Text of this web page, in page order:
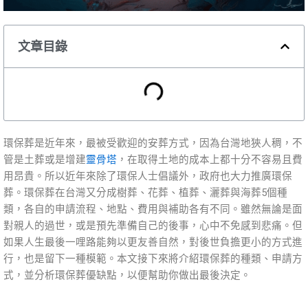
文章目錄
環保葬是近年來，最被受歡迎的安葬方式，因為台灣地狹人稠，不
管是土葬或是增建靈骨塔 ，在取得土地的成本上都十分不容易且費
用昂貴。所以近年來除了環保人士倡議外，政府也大力推廣環保
葬。環保葬在台灣又分成樹葬、花葬、植葬、灑葬與海葬5個種
類，各自的申請流程、地點、費用與補助各有不同。雖然無論是面
對親人的過世，或是預先準備自己的後事，心中不免感到悲痛。但
如果人生最後一哩路能夠以更友善自然，對後世負擔更小的方式進
行，也是留下一種模範。本文接下來將介紹環保葬的種類、申請方
式，並分析環保葬優缺點，以便幫助你做出最後決定。